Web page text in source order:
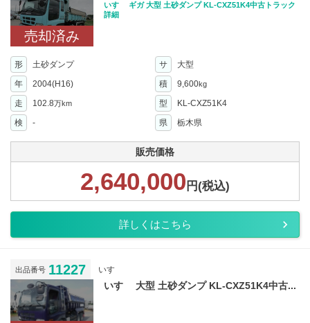
売却済み
いすゞ ギガ 大型 土砂ダンプ KL-CXZ51K4中古トラック
詳細
形 土砂ダンプ サ
大型
年
2004(H16) 積 9,600kg
走 102.8万km 型
KL-CXZ51K4
検
- 県 栃木県
販売価格
2,640,000 円(税込)
詳しくはこちら
出品番号 11227 いすゞ
いすゞ 大型 土砂ダンプ KL-CXZ51K4中古...